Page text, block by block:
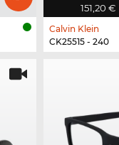
151,20 €
Calvin Klein
CK25515 - 240